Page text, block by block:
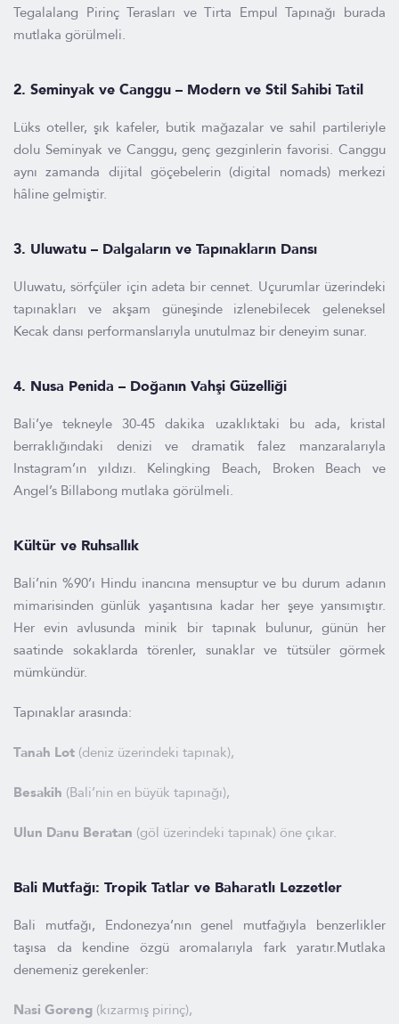
Tegalalang Pirinç Terasları ve Tirta Empul Tapınağı burada
mutlaka görülmeli.
2. Seminyak ve Canggu – Modern ve Stil Sahibi Tatil
Lüks oteller, şık kafeler, butik mağazalar ve sahil partileriyle
dolu Seminyak ve Canggu, genç gezginlerin favorisi. Canggu
aynı zamanda dijital göçebelerin (digital nomads) merkezi
hâline gelmiştir.
3. Uluwatu – Dalgaların ve Tapınakların Dansı
Uluwatu, sörfçüler için adeta bir cennet. Uçurumlar üzerindeki
tapınakları ve akşam güneşinde izlenebilecek geleneksel
Kecak dansı performanslarıyla unutulmaz bir deneyim sunar.
4. Nusa Penida – Doğanın Vahşi Güzelliği
Bali’ye tekneyle 30-45 dakika uzaklıktaki bu ada, kristal
berraklığındaki denizi ve dramatik falez manzaralarıyla
Instagram’ın yıldızı. Kelingking Beach, Broken Beach ve
Angel’s Billabong mutlaka görülmeli.
Kültür ve Ruhsallık
Bali’nin %90’ı Hindu inancına mensuptur ve bu durum adanın
mimarisinden günlük yaşantısına kadar her şeye yansımıştır.
Her evin avlusunda minik bir tapınak bulunur, günün her
saatinde sokaklarda törenler, sunaklar ve tütsüler görmek
mümkündür.
Tapınaklar arasında:
Tanah Lot (deniz üzerindeki tapınak),
Besakih (Bali’nin en büyük tapınağı),
Ulun Danu Beratan (göl üzerindeki tapınak) öne çıkar.
Bali Mutfağı: Tropik Tatlar ve Baharatlı Lezzetler
Bali mutfağı, Endonezya’nın genel mutfağıyla benzerlikler
taşısa da kendine özgü aromalarıyla fark yaratır.Mutlaka
denemeniz gerekenler:
Nasi Goreng (kızarmış pirinç),